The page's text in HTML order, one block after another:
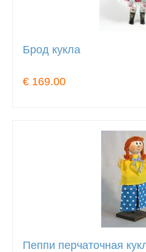
Брод кукла
€ 169.00
Пеппи перчаточная